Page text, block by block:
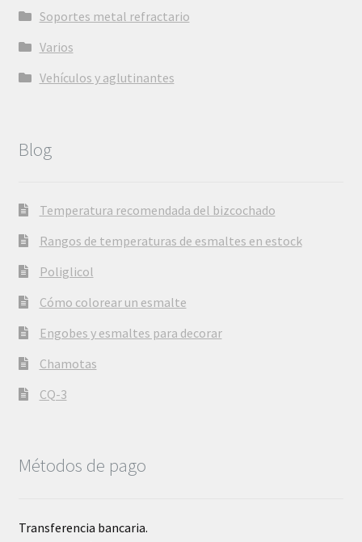
Soportes metal refractario
Varios
Vehículos y aglutinantes
Blog
Temperatura recomendada del bizcochado
Rangos de temperaturas de esmaltes en estock
Poliglicol
Cómo colorear un esmalte
Engobes y esmaltes para decorar
Chamotas
CQ-3
Métodos de pago
Transferencia bancaria.